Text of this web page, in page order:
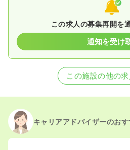
この求人の募集再開を
通知を受け
この施設の他の
キャリアアドバイザーのおす